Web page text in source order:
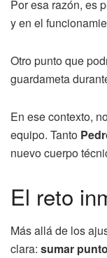
Por esa razón, es
y en el
Otro punto que
guardameta
En ese contexto,
equipo. Tanto
nuevo cuerpo
El reto
Más allá de los
clara: sumar